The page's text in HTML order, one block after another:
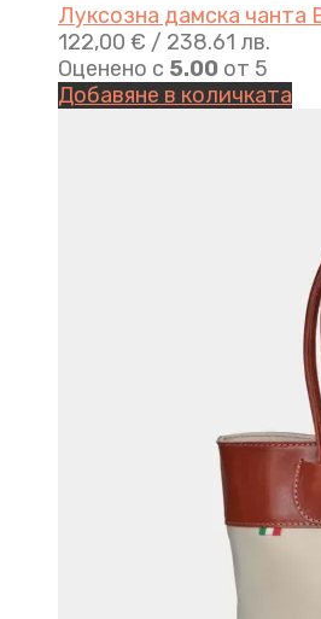
Луксозна дамска чанта
122,00 € / 238.61 лв.
Оценено с 5.00 от 5
Добавяне в количката